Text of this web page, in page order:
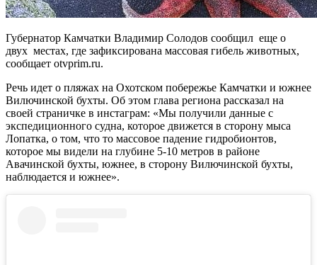
Губернатор Камчатки Владимир Солодов сообщил еще о
двух местах, где зафиксирована массовая гибель животных,
сообщает otvprim.ru.
Речь идет о пляжах на Охотском побережье Камчатки и южнее
Вилючинской бухты. Об этом глава региона рассказал на
своей страничке в инстаграм: «Мы получили данные с
экспедиционного судна, которое движется в сторону мыса
Лопатка, о том, что то массовое падение гидробионтов,
которое мы видели на глубине 5-10 метров в районе
Авачинской бухты, южнее, в сторону Вилючинской бухты,
наблюдается и южнее».